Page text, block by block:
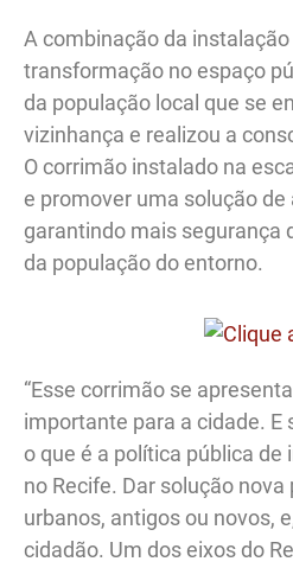
A combinação da
transformação no espaço
da população local que se
vizinhança e realizou a
O corrimão instalado na
e promover uma solução de
garantindo mais segurança
da população do entorno.
“Esse corrimão se
importante para a cidade.
o que é a política pública de
no Recife. Dar solução
urbanos, antigos ou novos,
cidadão. Um dos eixos do